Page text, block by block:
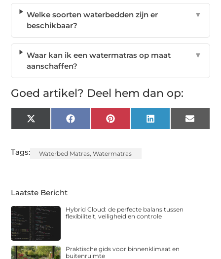
Welke soorten waterbedden zijn er
beschikbaar?
▼
Waar kan ik een watermatras op maat
aanschaffen?
▼
Goed artikel? Deel hem dan op:
X
(Twitter)
FacebookPinterest LinkedIn Email
Tags: Waterbed Matras ,Watermatras
Laatste Bericht
Hybrid Cloud: de perfecte balans tussen
flexibiliteit, veiligheid en controle
Praktische gids voor binnenklimaat en
buitenruimte